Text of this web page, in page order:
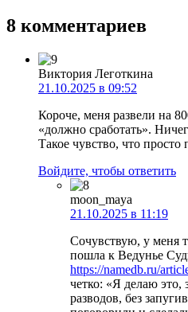
8 комментариев
Виктория Леготкина
21.10.2025 в 09:52
Короче, меня развели на
«должно сработать».
Такое чувство, что просто
Войдите, чтобы ответить
moon_maya
21.10.2025 в 11:19
Сочувствую, у меня
пошла к Ведунье
https://namedb.ru/
четко: «Я делаю это,
разводов, без